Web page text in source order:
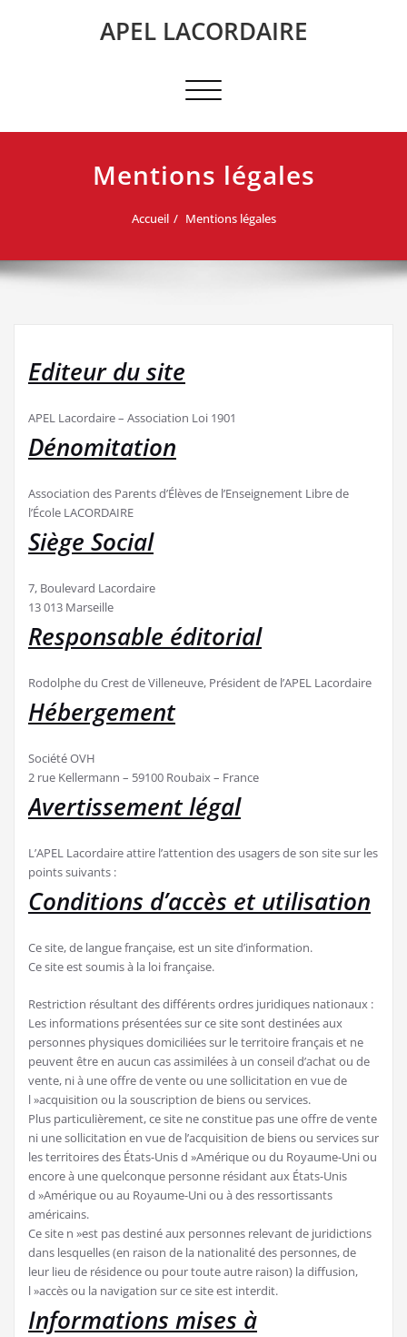
APEL LACORDAIRE
Afficher/masquer
navigation
Mentions légales
Accueil Mentions légales
Editeur du site
APEL Lacordaire – Association Loi 1901
Dénomitation
Association des Parents d’Élèves de l’Enseignement Libre de
l’École LACORDAIRE
Siège Social
7, Boulevard Lacordaire
13 013 Marseille
Responsable éditorial
Rodolphe du Crest de Villeneuve, Président de l’APEL Lacordaire
Hébergement
Société OVH
2 rue Kellermann – 59100 Roubaix – France
Avertissement légal
L’APEL Lacordaire attire l’attention des usagers de son site sur les
points suivants :
Conditions d’accès et utilisation
Ce site, de langue française, est un site d’information.
Ce site est soumis à la loi française.
Restriction résultant des différents ordres juridiques nationaux :
Les informations présentées sur ce site sont destinées aux
personnes physiques domiciliées sur le territoire français et ne
peuvent être en aucun cas assimilées à un conseil d’achat ou de
vente, ni à une offre de vente ou une sollicitation en vue de
l »acquisition ou la souscription de biens ou services.
Plus particulièrement, ce site ne constitue pas une offre de vente
ni une sollicitation en vue de l’acquisition de biens ou services sur
les territoires des États-Unis d »Amérique ou du Royaume-Uni ou
encore à une quelconque personne résidant aux États-Unis
d »Amérique ou au Royaume-Uni ou à des ressortissants
américains.
Ce site n »est pas destiné aux personnes relevant de juridictions
dans lesquelles (en raison de la nationalité des personnes, de
leur lieu de résidence ou pour toute autre raison) la diffusion,
l »accès ou la navigation sur ce site est interdit.
Informations mises à